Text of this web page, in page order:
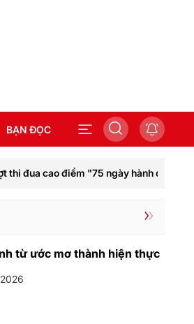
BẠN ĐỌC
điểm "75 ngày hành động kiểu mẫu"
từ ước mơ thành hiện thực